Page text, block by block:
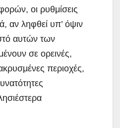
οι ρυθμίσεις
αν ληφθεί υπ’ όψιν
αυτών των
σε ορεινές,
περιοχές,